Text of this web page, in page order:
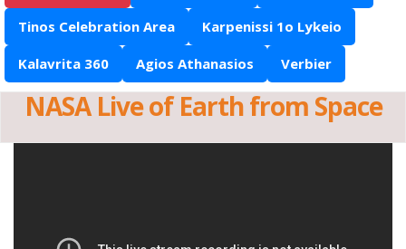
Tinos Celebration Area Karpenissi 1o Lykeio
Kalavrita 360 Agios Athanasios Verbier
NASA Live of Earth from Space